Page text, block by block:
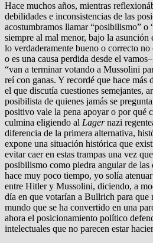
Hace muchos años, mientras
debilidades e inconsistencias de las
acostumbramos llamar “posibilismo” o
siempre al mal menor, bajo la
lo verdaderamente bueno o correcto no
o es una causa perdida desde el
“van a terminar votando a Mussolini
reí con ganas. Y recordé que hace más
el que discutía cuestiones semejantes,
posibilista de quienes jamás se
positivo vale la pena apoyar o por qué
culmina eligiendo al Lagernazi
diferencia de la primera alternativa,
expone una situación histórica que
evitar caer en estas trampas una vez
posibilismo como piedra angular de las
hace muy poco tiempo, yo solía
entre Hitler y Mussolini, diciendo, a
día en que votarían a Bullrich para que
mundo que se ha convertido en una
ahora el posicionamiento político
intelectuales que no parecen estar